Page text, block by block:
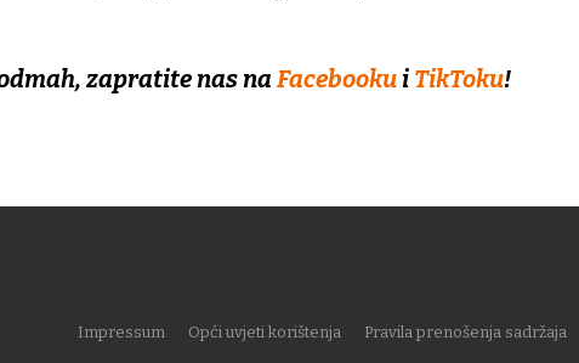
zapratite nas na Facebooku i TikToku!
Impressum Opći uvjeti korištenja Pravila prenošenja sadržaja